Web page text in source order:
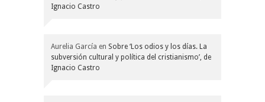
Ignacio Castro
Aurelia García en Sobre ‘Los odios y los días. La
subversión cultural y política del cristianismo’, de
Ignacio Castro